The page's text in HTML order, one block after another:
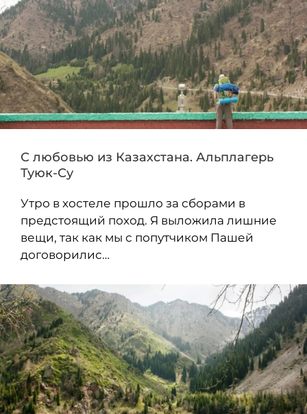
С любовью из Казахстана. Альплагерь
Туюк-Су
Утро в хостеле прошло за сборами в
предстоящий поход. Я выложила лишние
вещи, так как мы с попутчиком Пашей
договорилис…